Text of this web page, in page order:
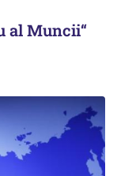
al Muncii“